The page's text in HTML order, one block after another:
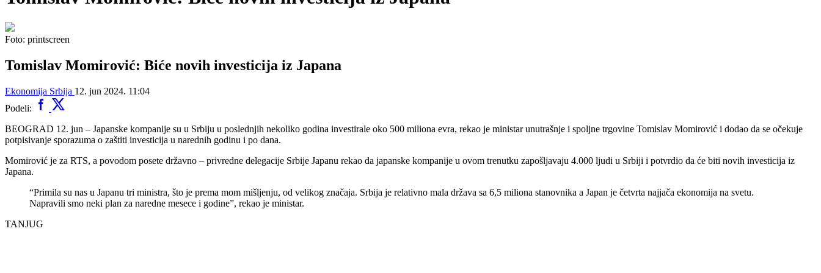
Foto: printscreen
Tomislav Momirović: Biće novih investicija iz Japana
Ekonomija Srbija 12. jun 2024. 11:04
Podeli:
BEOGRAD 12. jun – Japanske kompanije su u Srbiju u poslednjih nekoliko godina investirale oko 500 miliona evra, rekao je ministar unutrašnje i spoljne trgovine Tomislav Momirović i dodao da se očekuje
potpisivanje sporazuma o zaštiti investicija u narednih godinu i po dana.
Momirović je za RTS, a povodom posete državno – privredne delegacije Srbije Japanu rekao da japanske kompanije u ovom trenutku zapošljavaju 4.000 ljudi u Srbiji i potvrdio da će biti novih investicija iz
Japana.
“Primila su nas u Japanu tri ministra, što je prema mom mišljenju, od velikog značaja. Srbija je relativno mala država sa 6,5 miliona stanovnika a Japan je četvrta najjača ekonomija na svetu.
Napravili smo neki plan za naredne mesece i godine”, rekao je ministar.
TANJUG